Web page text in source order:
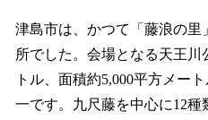
津島市は、かつて「藤浪の里
所でした。会場となる天王川
トル、面積約5,000平方メー
一です。九尺藤を中心に12